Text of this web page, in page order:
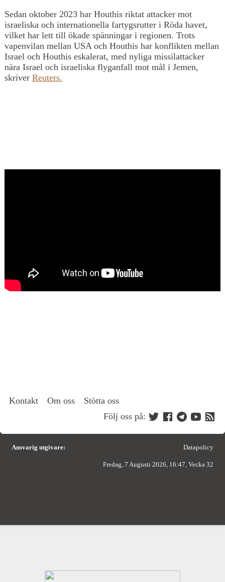
Sedan oktober 2023 har Houthis riktat attacker mot
israeliska och internationella fartygsrutter i Röda havet,
vilket har lett till ökade spänningar i regionen. Trots
vapenvilan mellan USA och Houthis har konflikten mellan
Israel och Houthis eskalerat, med nyliga missilattacker
nära Israel och israeliska flyganfall mot mål i Jemen,
skriver Reuters.
Kontakt Om oss
Stötta oss
Följ oss på:
Ansvarig utgivare: Datapolicy
Fredag, 7 Augusti 2026, 16:47, Vecka 32